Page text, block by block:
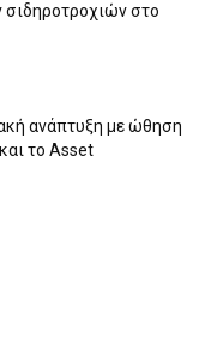
στο
ανάπτυξη με ώθηση
το Asset